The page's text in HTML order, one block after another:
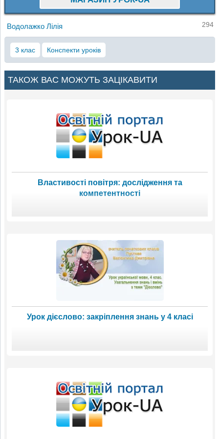
Водолажко Лілія 294
3 клас Конспекти уроків
ТАКОЖ ВАС МОЖУТЬ ЗАЦІКАВИТИ
Властивості повітря: дослідження та
компетентності
Урок дієслово: закріплення знань у 4 класі